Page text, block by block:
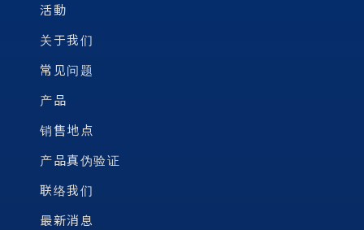
活動
关于我们
常见问题
产品
销售地点
产品真伪验证
联络我们
最新消息